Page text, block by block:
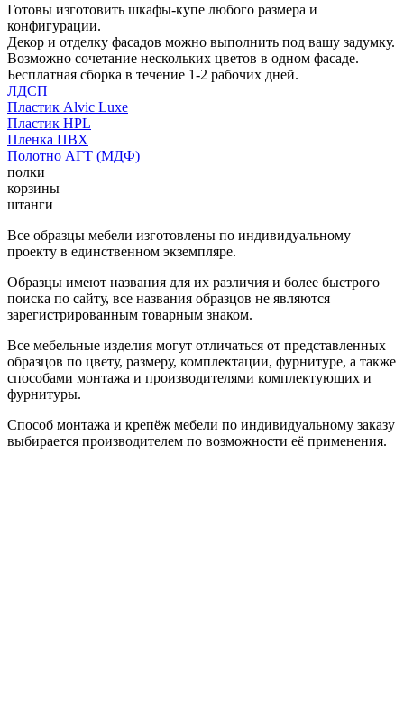
Готовы изготовить шкафы-купе любого размера и
конфигурации.
Декор и отделку фасадов можно выполнить под вашу задумку.
Возможно сочетание нескольких цветов в одном фасаде.
Бесплатная сборка в течение 1-2 рабочих дней.
ЛДСП
Пластик Alvic Luxe
Пластик HPL
Пленка ПВХ
Полотно АГТ (МДФ)
полки
корзины
штанги
Все образцы мебели изготовлены по индивидуальному
проекту в единственном экземпляре.
Образцы имеют названия для их различия и более быстрого
поиска по сайту, все названия образцов не являются
зарегистрированным товарным знаком.
Все мебельные изделия могут отличаться от представленных
образцов по цвету, размеру, комплектации, фурнитуре, а также
способами монтажа и производителями комплектующих и
фурнитуры.
Способ монтажа и крепёж мебели по индивидуальному заказу
выбирается производителем по возможности её применения.